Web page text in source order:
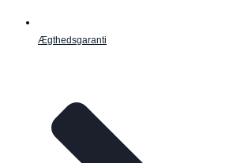
Ægthedsgaranti